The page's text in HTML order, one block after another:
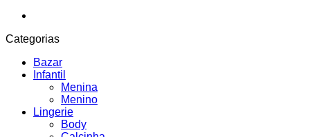
Categorias
Bazar
Infantil
Menina
Menino
Lingerie
Body